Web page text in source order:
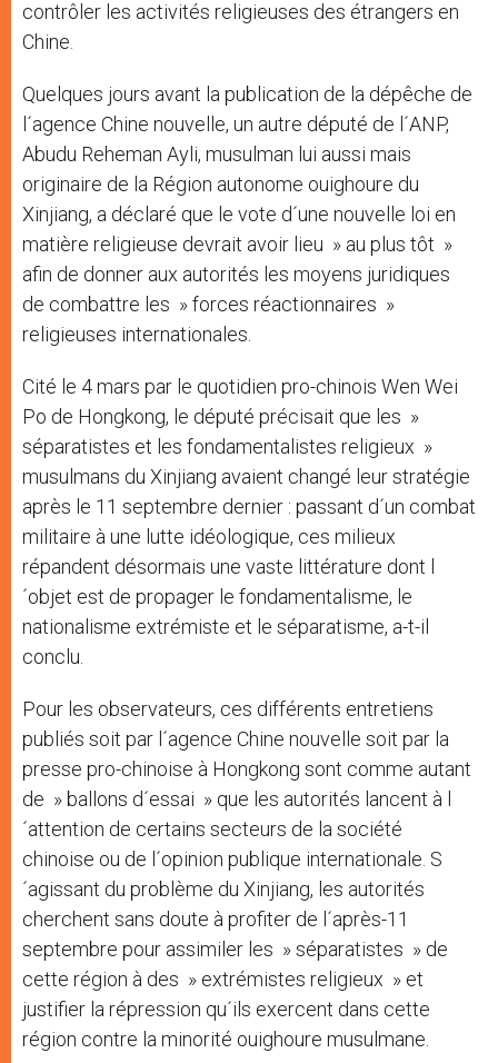
contrôler les activités religieuses des étrangers en
Chine.
Quelques jours avant la publication de la dépêche de
l´agence Chine nouvelle, un autre député de l´ANP,
Abudu Reheman Ayli, musulman lui aussi mais
originaire de la Région autonome ouighoure du
Xinjiang, a déclaré que le vote d´une nouvelle loi en
matière religieuse devrait avoir lieu » au plus tôt »
afin de donner aux autorités les moyens juridiques
de combattre les » forces réactionnaires »
religieuses internationales.
Cité le 4 mars par le quotidien pro-chinois Wen Wei
Po de Hongkong, le député précisait que les »
séparatistes et les fondamentalistes religieux »
musulmans du Xinjiang avaient changé leur stratégie
après le 11 septembre dernier : passant d´un combat
militaire à une lutte idéologique, ces milieux
répandent désormais une vaste littérature dont l
´objet est de propager le fondamentalisme, le
nationalisme extrémiste et le séparatisme, a-t-il
conclu.
Pour les observateurs, ces différents entretiens
publiés soit par l´agence Chine nouvelle soit par la
presse pro-chinoise à Hongkong sont comme autant
de » ballons d´essai » que les autorités lancent à l
´attention de certains secteurs de la société
chinoise ou de l´opinion publique internationale. S
´agissant du problème du Xinjiang, les autorités
cherchent sans doute à profiter de l´après-11
septembre pour assimiler les » séparatistes » de
cette région à des » extrémistes religieux » et
justifier la répression qu´ils exercent dans cette
région contre la minorité ouighoure musulmane.